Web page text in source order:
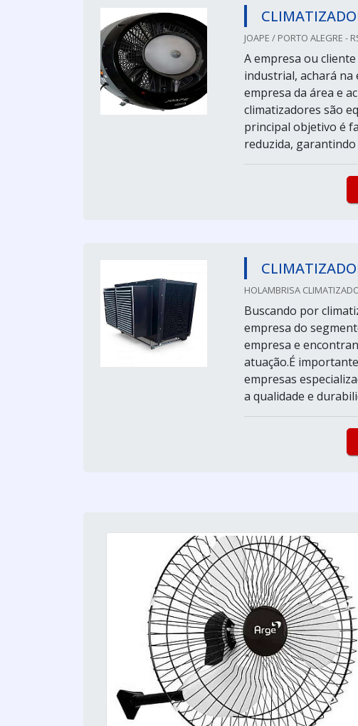
JOAPE / PORTO ALEGRE -
A empresa ou
industrial, achará na
empresa da área e
climatizadores são
principal objetivo é
reduzida, garantindo
HOLAMBRISA
Buscando por
empresa do
empresa e
atuação.É
empresas
a qualidade e